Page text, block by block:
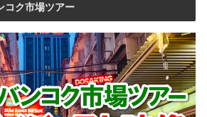
コク市場ツアー